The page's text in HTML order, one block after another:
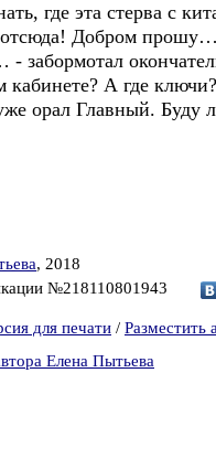
где эта стерва с
Добром прошу…
забормотал
А где
орал Главный. Буду
, 2018
№218110801943
для печати / Разместить
Елена Пытьева